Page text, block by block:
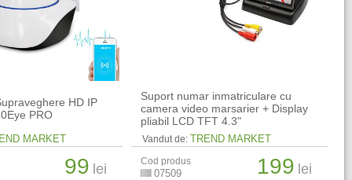
HD IP
PRO
MARKET
99 lei
Suport numar inmatriculare cu
camera video marsarier + Display
pliabil LCD TFT 4.3"
Vandut de: TREND MARKET
Cod produs
07509 199 lei